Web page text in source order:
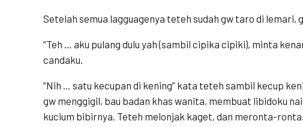
Setelah semua lagguagenya teteh sudah gw taro di lemari,
“Teh … aku pulang dulu yah (sambil cipika cipiki), minta
candaku.
“Nih … satu kecupan di kening” kata teteh sambil kecup
gw menggigil, bau badan khas wanita, membuat libidoku
kucium bibirnya. Teteh melonjak kaget, dan meronta-ronta.